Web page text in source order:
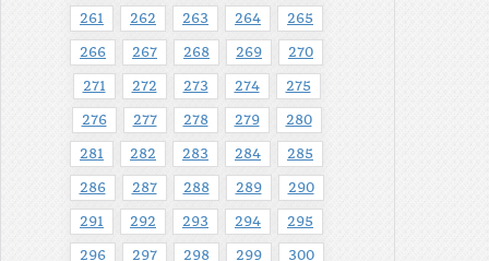
261 262 263 264 265
266 267 268 269 270
271 272 273 274 275
276 277 278 279 280
281 282 283 284 285
286 287 288 289 290
291 292 293 294 295
296 297 298 299 300